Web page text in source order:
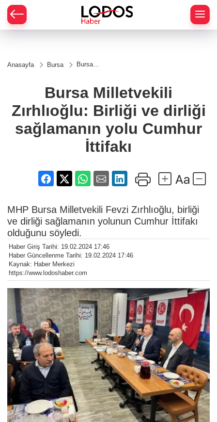
Anasayfa Bursa
Bursa
Birliği ve
dirliği
yolu
Cumhur
Bursa Milletvekili
Zırhlıoğlu: Birliği ve dirliği
sağlamanın yolu Cumhur
İttifakı
MHP Bursa Milletvekili Fevzi Zırhlıoğlu, birliği
ve dirliği sağlamanın yolunun Cumhur İttifakı
olduğunu söyledi.
Haber Giriş Tarihi: 19.02.2024 17:46
Haber Güncellenme Tarihi: 19.02.2024 17:46
Kaynak: Haber Merkezi
https://www.lodoshaber.com